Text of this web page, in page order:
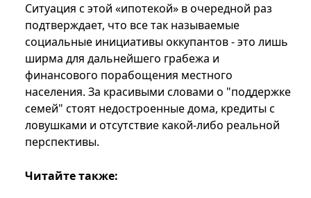
Ситуация с этой «ипотекой» в очередной раз
подтверждает, что все так называемые
социальные инициативы оккупантов - это лишь
ширма для дальнейшего грабежа и
финансового порабощения местного
населения. За красивыми словами о "поддержке
семей" стоят недостроенные дома, кредиты с
ловушками и отсутствие какой-либо реальной
перспективы.
Читайте также: